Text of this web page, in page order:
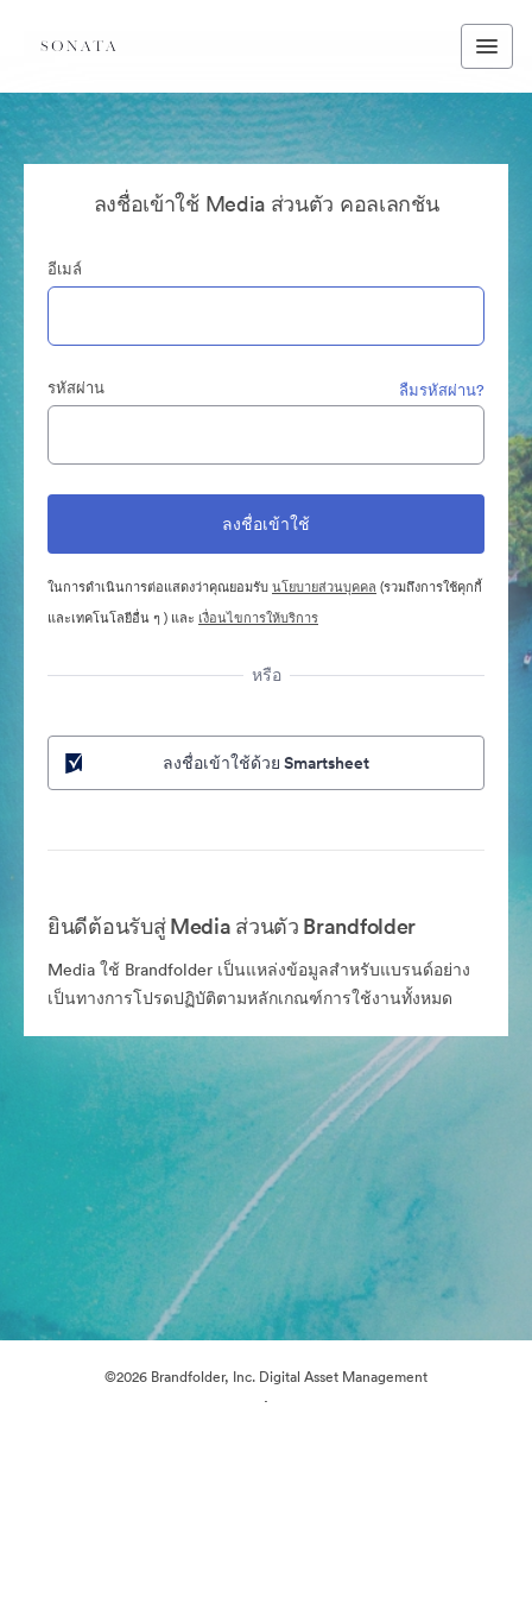
ลงชื่อเข้าใช้ Media ส่วนตัว คอลเลกชัน
อีเมล์
รหัสผ่าน ลืมรหัสผ่าน?
ในการดำเนินการต่อแสดงว่าคุณยอมรับนโยบายส่วนบุคคล (รวมถึงการใช้คุกกี้
และเทคโนโลยีอื่น ๆ ) และ เงื่อนไขการให้บริการ
หรือ
ลงชื่อเข้าใช้ด้วย Smartsheet
ยินดีต้อนรับสู่ Media ส่วนตัว Brandfolder
Media ใช้ Brandfolder เป็นแหล่งข้อมูลสำหรับแบรนด์อย่าง
เป็นทางการโปรดปฏิบัติตามหลักเกณฑ์การใช้งานทั้งหมด
©2026 Brandfolder, Inc. Digital Asset Management
·